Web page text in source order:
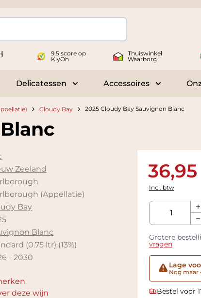
9.5 score op
KiyOh
Thuiswinkel
Waarborg
submenu for Geschenken
Delicatessen
Toggle submenu for Delicatessen
Accessoires
Toggle
Cloudy Bay 2025 Cloudy Bay Sauvignon Blanc
Zeeland
(Appellatie)
Bay
Blanc
(0.75 ltr) (13%)
-2030
deze wijn
36,95
Incl. btw
Aantal
Grotere
vragen
Lage
Nog maar
Bestel voor